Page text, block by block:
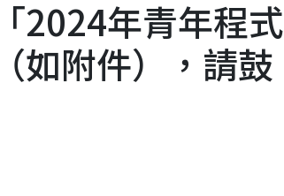
2024年青年程式
如附件），請鼓